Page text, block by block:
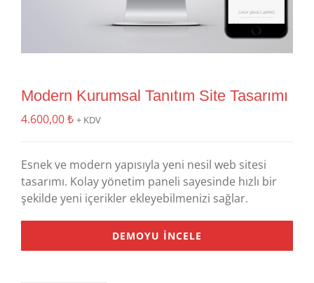
Modern Kurumsal Tanıtım Site Tasarımı
4.600,00₺ + KDV
Esnek ve modern yapısıyla yeni nesil web sitesi
tasarımı. Kolay yönetim paneli sayesinde hızlı bir
şekilde yeni içerikler ekleyebilmenizi sağlar.
DEMOYU İNCELE